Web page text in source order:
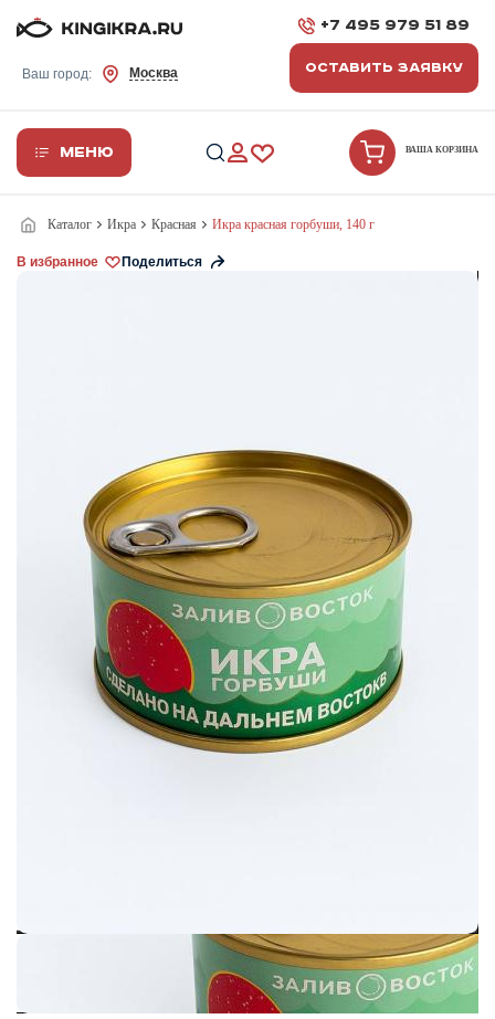
Ваш город: Москва
+7 495 979 51 89
ОСТАВИТЬ ЗАЯВКУ
Меню ВАША КОРЗИНА
Каталог Икра Красная Икра красная горбуши, 140 г
В избранное